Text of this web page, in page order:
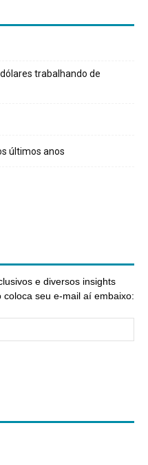
trabalhando de
últimos anos
e diversos insights
seu e-mail aí embaixo: